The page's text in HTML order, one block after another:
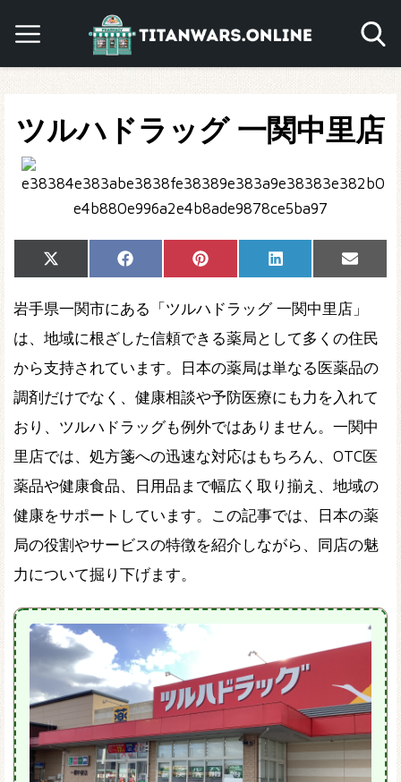
ツルハドラッグ 一関中里店
Share
on
X
(Twitter)
Share
on
Facebook Share
on
Pinterest Share
on
LinkedIn
Share
on
Email
岩手県一関市にある「ツルハドラッグ 一関中里店」
は、地域に根ざした信頼できる薬局として多くの住民
から支持されています。日本の薬局は単なる医薬品の
調剤だけでなく、健康相談や予防医療にも力を入れて
おり、ツルハドラッグも例外ではありません。一関中
里店では、処方箋への迅速な対応はもちろん、OTC医
薬品や健康食品、日用品まで幅広く取り揃え、地域の
健康をサポートしています。この記事では、日本の薬
局の役割やサービスの特徴を紹介しながら、同店の魅
力について掘り下げます。